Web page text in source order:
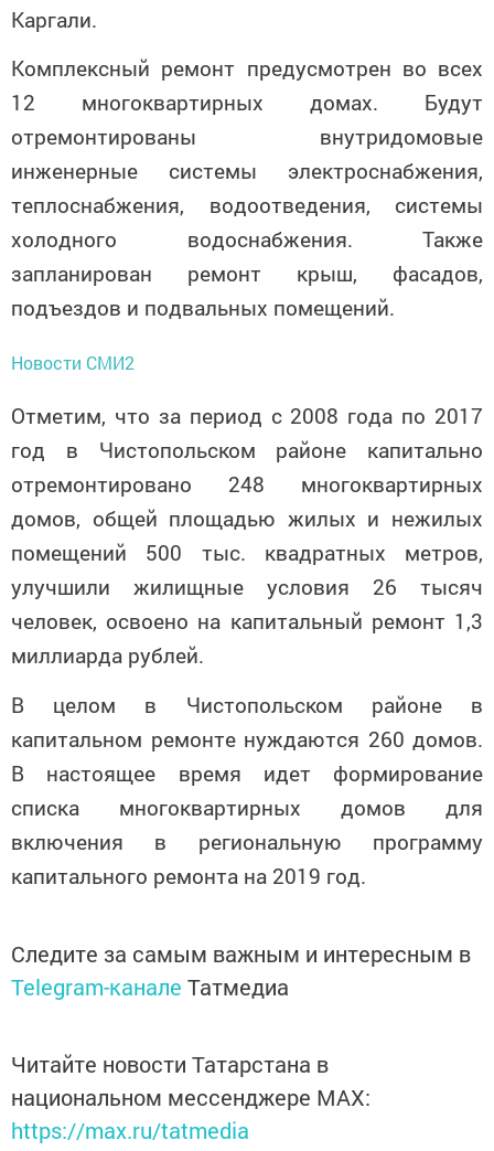
Каргали.
Комплексный ремонт предусмотрен во всех
12 многоквартирных домах. Будут
отремонтированы внутридомовые
инженерные системы электроснабжения,
теплоснабжения, водоотведения, системы
холодного водоснабжения. Также
запланирован ремонт крыш, фасадов,
подъездов и подвальных помещений.
Новости СМИ2
Отметим, что за период с 2008 года по 2017
год в Чистопольском районе капитально
отремонтировано 248 многоквартирных
домов, общей площадью жилых и нежилых
помещений 500 тыс. квадратных метров,
улучшили жилищные условия 26 тысяч
человек, освоено на капитальный ремонт 1,3
миллиарда рублей.
В целом в Чистопольском районе в
капитальном ремонте нуждаются 260 домов.
В настоящее время идет формирование
списка многоквартирных домов для
включения в региональную программу
капитального ремонта на 2019 год.
Следите за самым важным и интересным в
Telegram-канале Татмедиа
Читайте новости Татарстана в
национальном мессенджере MАХ:
https://max.ru/tatmedia